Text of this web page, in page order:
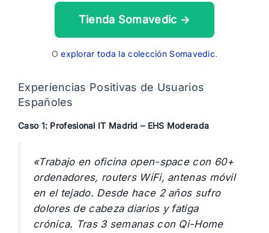
Tienda Somavedic →
Oexplorar toda la colección Somavedic.
Experiencias Positivas de Usuarios
Españoles
Caso 1: Profesional IT Madrid – EHS Moderada
«Trabajo en oficina open-space con 60+
ordenadores, routers WiFi, antenas móvil
en el tejado. Desde hace 2 años sufro
dolores de cabeza diarios y fatiga
crónica. Tras 3 semanas con Qi-Home